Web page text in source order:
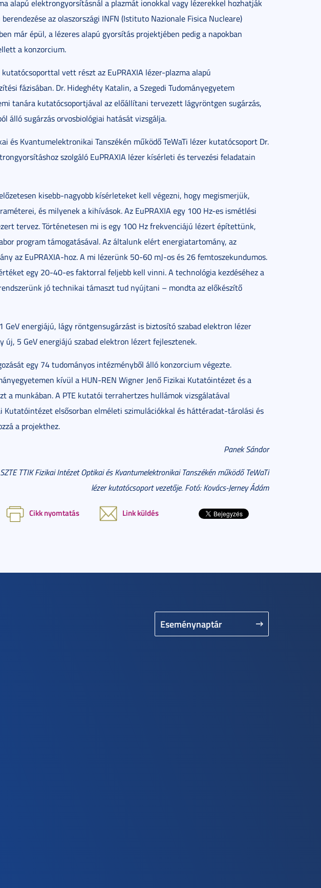
alapú elektrongyorsításnál a plazmát ionokkal vagy lézerekkel hozhatják
az olaszországi INFN (Istituto Nazionale Fisica Nucleare)
már épül, a lézeres alapú gyorsítás projektjében pedig a napokban
a konzorcium.
vett részt az EuPRAXIA lézer-plazma alapú
fázisában. Dr. Hideghéty Katalin, a Szegedi Tudományegyetem
tanára kutatócsoportjával az előállítani tervezett lágyröntgen sugárzás,
álló sugárzás orvosbiológiai hatását vizsgálja.
és Kvantumelektronikai Tanszékén működő TeWaTi lézer kutatócsoport Dr.
szolgáló EuPRAXIA lézer kísérleti és tervezési feladatain
kisebb-nagyobb kísérleteket kell végezni, hogy megismerjük,
és milyenek a kihívások. Az EuPRAXIA egy 100 Hz-es ismétlési
tervez. Történetesen mi is egy 100 Hz frekvenciájú lézert építettünk,
program támogatásával. Az általunk elért energiatartomány, az
az EuPRAXIA-hoz. A mi lézerünk 50-60 mJ-os és 26 femtoszekundumos.
egy 20-40-es faktorral feljebb kell vinni. A technológia kezdéséhez a
jó technikai támaszt tud nyújtani – mondta az előkészítő
GeV energiájú, lágy röntgensugárzást is biztosító szabad elektron lézer
új, 5 GeV energiájú szabad elektron lézert fejlesztenek.
egy 74 tudományos intézményből álló konzorcium végezte.
kívül a HUN-REN Wigner Jenő Fizikai Kutatóintézet és a
a munkában. A PTE kutatói terrahertzes hullámok vizsgálatával
Kutatóintézet elsősorban elméleti szimulációkkal és háttéradat-tárolási és
a projekthez.
Panek Sándor
TTIK Fizikai Intézet Optikai és Kvantumelektronikai Tanszékén működő TeWaTi
lézer kutatócsoport vezetője. Fotó: Kovács-Jerney Ádám
Cikk nyomtatás Link küldés
Eseménynaptár